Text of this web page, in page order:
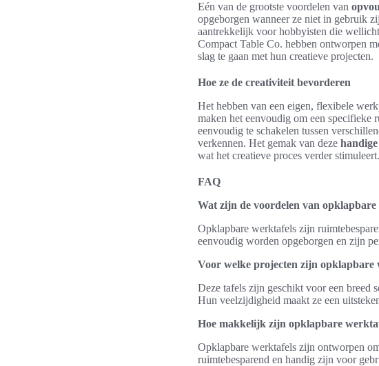
Eén van de grootste voordelen van
opgeborgen wanneer ze niet in gebruik
aantrekkelijk voor hobbyisten die
Compact Table Co. hebben ontworpen
slag te gaan met hun creatieve projecten.
Hoe ze de creativiteit bevorderen
Het hebben van een eigen, flexibele
maken het eenvoudig om een specifieke
eenvoudig te schakelen tussen
verkennen. Het gemak van deze
wat het creatieve proces verder stimuleert.
FAQ
Wat zijn de voordelen van opklapbare
Opklapbare werktafels zijn
eenvoudig worden opgeborgen en zijn
Voor welke projecten zijn opklapbare
Deze tafels zijn geschikt voor een breed
Hun veelzijdigheid maakt ze een
Hoe makkelijk zijn opklapbare
Opklapbare werktafels zijn ontworpen
ruimtebesparend en handig zijn voor